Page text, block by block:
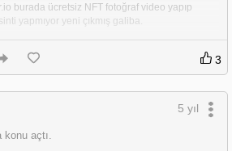
burada ücretsiz NFT fotoğraf video yapıp
yapmıyor yeni çıkmış galiba.
3
konu açtı.
5 yıl